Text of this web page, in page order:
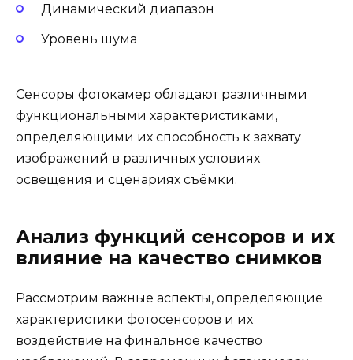
Динамический диапазон
Уровень шума
Сенсоры фотокамер обладают различными
функциональными характеристиками,
определяющими их способность к захвату
изображений в различных условиях
освещения и сценариях съёмки.
Анализ функций сенсоров и их
влияние на качество снимков
Рассмотрим важные аспекты, определяющие
характеристики фотосенсоров и их
воздействие на финальное качество